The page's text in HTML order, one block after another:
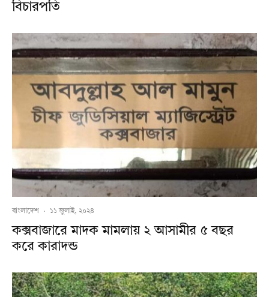
বিচারপতি
বাংলাদেশ · ১১ জুলাই, ২০২৪
কক্সবাজারে মাদক মামলায় ২ আসামীর ৫ বছর
করে কারাদন্ড